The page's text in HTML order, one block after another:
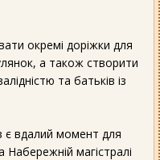
окремі доріжки для
а також створити
та батьків із
є вдалий момент для
Набережній магістралі